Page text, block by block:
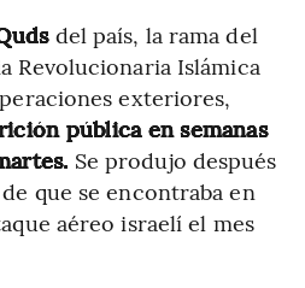
del país, la rama del
Revolucionaria Islámica
exteriores,
pública en semanas
Se produjo después
que se encontraba en
aéreo israelí el mes